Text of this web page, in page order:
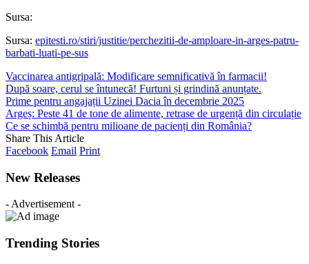
Sursa:
Sursa: epitesti.ro/stiri/justitie/perchezitii-de-amploare-in-arges-patru-
barbati-luati-pe-sus
Vaccinarea antigripală: Modificare semnificativă în farmacii!
După soare, cerul se întunecă! Furtuni și grindină anunțate.
Prime pentru angajații Uzinei Dacia în decembrie 2025
Argeș: Peste 41 de tone de alimente, retrase de urgență din circulație
Ce se schimbă pentru milioane de pacienți din România?
Share This Article
Facebook Email Print
New Releases
- Advertisement -
Trending Stories